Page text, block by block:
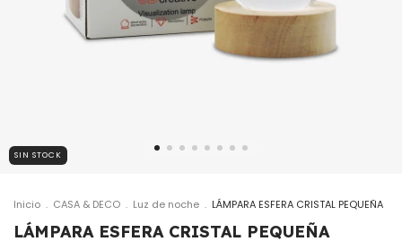
SIN STOCK
Inicio . CASA & DECO . Luz de noche . LÁMPARA ESFERA CRISTAL PEQUEÑA
LÁMPARA ESFERA CRISTAL PEQUEÑA